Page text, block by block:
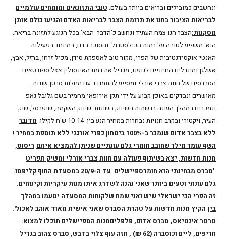
ונחשבים כמובילים ובריאים ביותר בעולם. טובי התזונאים ומומחים עולמיים
לבריאות הציבור בחנו את תרומת הצבר לבריאות האדם והגיעו כולם אותן
מסקנות:הצבר הנו צמח העתיד ונחשב כ'הדבר הבא' בכל הנוגע לתזונה בריאה.
הוא משפיע לטובה על רמות הכולסטרול והסוכר בדם, במיוחד בפעילות
האנטי-אוקסידנטיבית של הפרי, מקור טוב לאספקת סידן, מכיל זרחן, ברזל, אבץ,
אשלגן ומינרלים החיוניים לגופנו, מגדיל את רמת האינסולין אצל ספורטאים
ומסייע להתמודד עם מחלות סרטן שונות. הסברסים של חוות צברי אורלי
מאושרים ונבדקים באופן קבוע על ידי תקן אירופאי מחמיר בשם גלובל גאפ
ונמכרים במהלך העונה ברשתות השיווק השונות: שיווק השקמה, שופרסל, שוק
העיר, ויקטורי ובקרב חנויות נבחרות במחיר הנע בין 10-14 ש'ח לקילו.
מדובר
בצבר אדום שנמכר ב-100% ביטחון כפרי אורגני ללא תוספת במחיר ! ללא
ריסוס, השף עומר מילר שחובב חומרי גלם עונתיים שניתן להמציא איתם
מנות חדשות, יצא בשיתוף פעולה עם חוות צברי אורלי ומשיק תפריט
ספיישלים עד ה-20/9 במסעדת החוף קליפסו.'סברס מבחינתי הוא חומר
גלם עונתי וטעים ביותר שאני נהנה לשדרג איתו מנות עיקריות וקינוחים.
זה הפרי הכי ישראלי שיש ואני שמח שלקוחות המסעדה יטעמו במהלך
הקיץ מנות חדשות על טהרת הסברס שאני אישית מאוד אוהב לאכול'. בין
מנות הספיישלים תוכלו למצוא:טרטר אינטיאס, סברס אדום, פלפלים
חריפים, ליים וכוסברה (62 ₪) , חזה עוף צלוי בדבש, סברס צהוב בגריל